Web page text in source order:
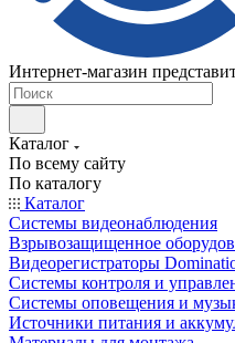
Интернет-магазин
Каталог
По всему сайту
По каталогу
Каталог
Системы видеонаблюдения
Взрывозащищенное
Видеорегистраторы
Системы контроля и
Системы оповещения и
Источники питания и